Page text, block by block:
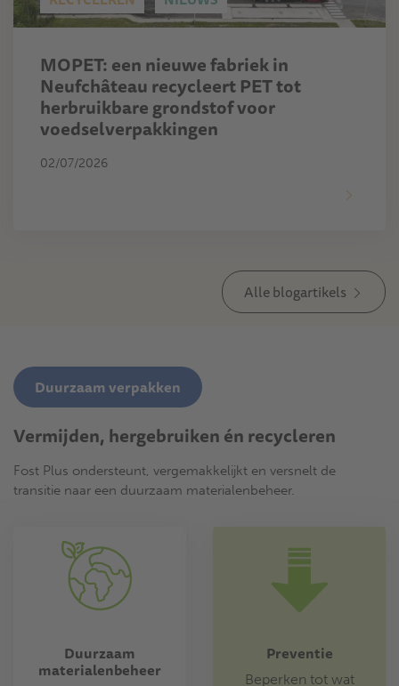
MOPET: een nieuwe fabriek in
Neufchâteau recycleert PET tot
herbruikbare grondstof voor
voedselverpakkingen
02/07/2026
Alle blogartikels
Duurzaam verpakken
Vermijden, hergebruiken én recycleren
Fost Plus ondersteunt, vergemakkelijkt en versnelt de
transitie naar een duurzaam materialenbeheer.
Duurzaam
materialenbeheer
Preventie
Beperken tot wat